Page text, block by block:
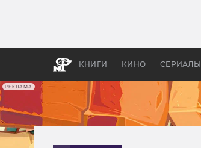
РЕКЛАМА
КНИГИ КИНО СЕРИАЛЫ